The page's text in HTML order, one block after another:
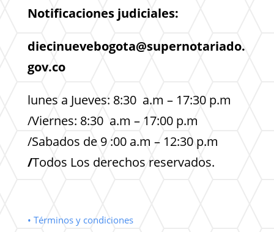
Notificaciones judiciales:
diecinuevebogota@supernotariado.
gov.co
lunes a Jueves: 8:30 a.m – 17:30 p.m
/Viernes: 8:30 a.m – 17:00 p.m
/Sabados de 9 :00 a.m – 12:30 p.m
/Todos Los derechos reservados.
• Términos y condiciones